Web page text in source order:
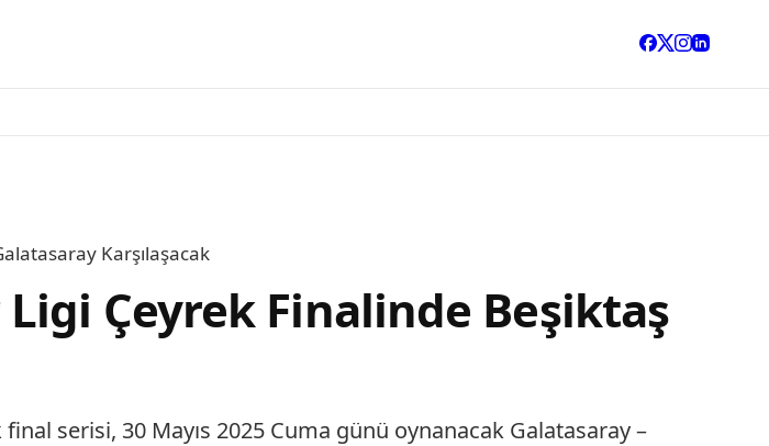
Karşılaşacak
Çeyrek Finalinde Beşiktaş
serisi, 30 Mayıs 2025 Cuma günü oynanacak Galatasaray –